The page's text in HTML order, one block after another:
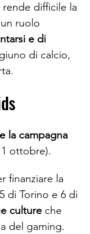
difficile la
ruolo
e di
di calcio,
la campagna
ottobre).
finanziare la
di Torino e 6 di
culture che
del gaming.